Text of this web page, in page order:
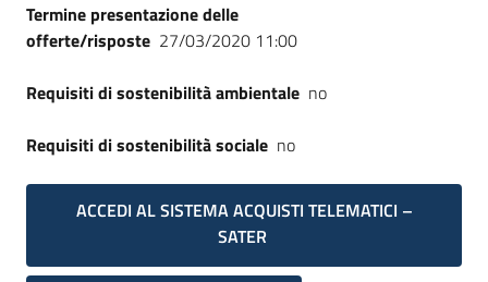
Termine presentazione delle
offerte/risposte 27/03/2020 11:00
Requisiti di sostenibilità ambientale no
Requisiti di sostenibilità sociale no
ACCEDI AL SISTEMA ACQUISTI TELEMATICI –
SATER